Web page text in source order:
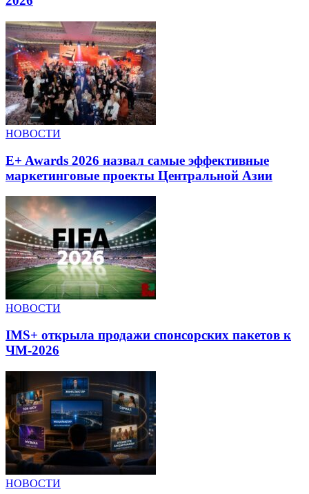
НОВОСТИ
E+ Awards 2026 назвал самые эффективные
маркетинговые проекты Центральной Азии
НОВОСТИ
IMS+ открыла продажи спонсорских пакетов к
ЧМ-2026
НОВОСТИ